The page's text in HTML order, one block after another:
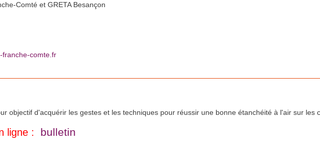
Comté et GRETA Besançon
franche-comte.fr
objectif d'acquérir les gestes et les techniques pour réussir une bonne étanchéité à l'air sur les
ligne : bulletin